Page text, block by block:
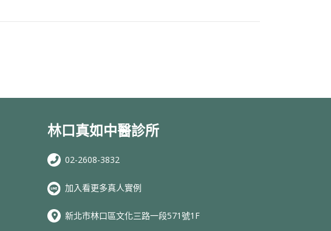
林口真如中醫診所
02-2608-3832
加入看更多真人實例
新北市林口區文化三路一段571號1F